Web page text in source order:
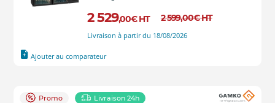
2 529,00€ HT 2 599,00€HT
Livraison à partir du 18/08/2026
Ajouter au comparateur
Promo Livraison 24h